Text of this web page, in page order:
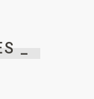
_